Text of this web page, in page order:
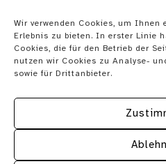
Wir verwenden Cookies, um Ihnen
Erlebnis zu bieten. In erster Linie
Cookies, die für den Betrieb der
nutzen wir Cookies zu Analyse-
sowie für Drittanbieter.
Facebook